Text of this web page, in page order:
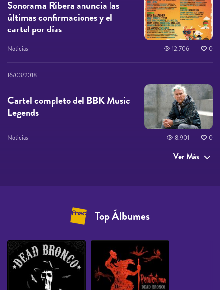
Sonorama Ribera anuncia las
últimas confirmaciones y el
cartel por días
Noticias 12.706 0
16/03/2018
Cartel completo del BBK Music
Legends
Noticias 8.901 0
Ver Más
Top Álbumes